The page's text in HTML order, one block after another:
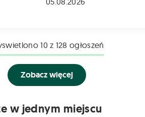
10 z 128 ogłoszeń
Zobacz więcej
w jednym miejscu